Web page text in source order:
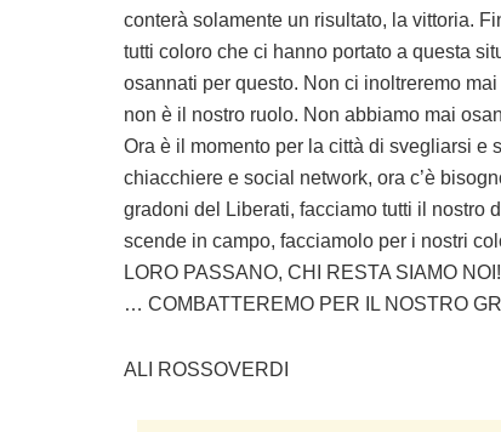
conterà solamente un risultato, la vittoria.
tutti coloro che ci hanno portato a questa
osannati per questo. Non ci inoltreremo
non è il nostro ruolo. Non abbiamo mai
Ora è il momento per la città di svegliarsi e
chiacchiere e social network, ora c’è
gradoni del Liberati, facciamo tutti il nostro
scende in campo, facciamolo per i nostri
LORO PASSANO, CHI RESTA SIAMO NOI!
… COMBATTEREMO PER IL NOSTRO
ALI ROSSOVERDI